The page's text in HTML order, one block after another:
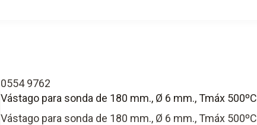
0554 9762
Vástago para sonda de 180 mm., Ø 6 mm., Tmáx 500ºC
Vástago para sonda de 180 mm., Ø 6 mm., Tmáx 500ºC